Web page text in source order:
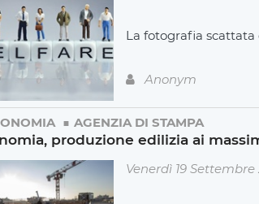
La fotografia scattata
Anonym
AGENZIA DI STAMPA
produzione edilizia ai
Venerdì 19 Settembre